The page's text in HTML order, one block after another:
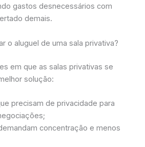
gastos desnecessários com
demais.
o aluguel de uma sala privativa?
em que as salas privativas se
solução:
precisam de privacidade para
concentração e menos